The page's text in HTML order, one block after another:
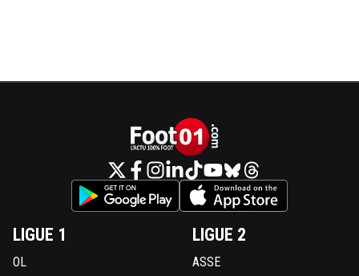
LIGUE 1
OL
LIGUE 2
ASSE